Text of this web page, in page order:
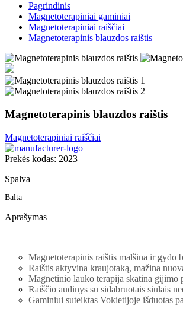
Pagrindinis
Magnetoterapiniai gaminiai
Magnetoterapiniai raiščiai
Magnetoterapinis blauzdos raištis
Magnetoterapinis blauzdos raištis
Magnetoterapiniai raiščiai
Prekės kodas: 2023
Spalva
Balta
Aprašymas
Magnetoterapinis raištis malšina ir gydo
Raištis aktyvina kraujotaką, mažina
Magnetinio lauko terapija skatina gijimo
Raiščio audinys su sidabruotais siūlais
Gaminiui suteiktas Vokietijoje išduotas